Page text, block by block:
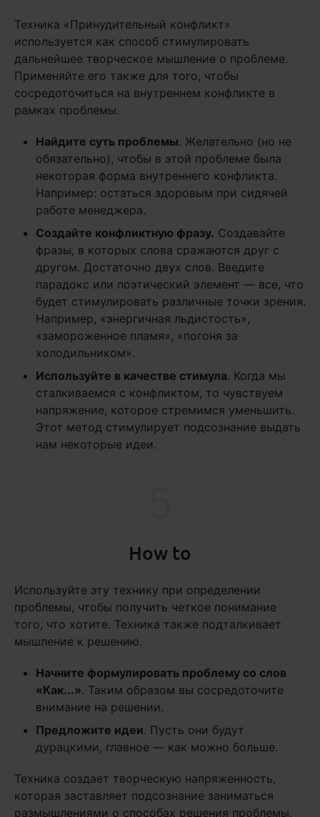
Техника «Принудительный конфликт»
используется как способ стимулировать
дальнейшее творческое мышление о проблеме.
Применяйте его также для того, чтобы
сосредоточиться на внутреннем конфликте в
рамках проблемы.
Найдите суть проблемы. Желательно (но не
обязательно), чтобы в этой проблеме была
некоторая форма внутреннего конфликта.
Например: остаться здоровым при сидячей
работе менеджера.
Создайте конфликтную фразу. Создавайте
фразы, в которых слова сражаются друг с
другом. Достаточно двух слов. Введите
парадокс или поэтический элемент — все, что
будет стимулировать различные точки зрения.
Например, «энергичная льдистость»,
«замороженное пламя», «погоня за
холодильником».
Используйте в качестве стимула. Когда мы
сталкиваемся с конфликтом, то чувствуем
напряжение, которое стремимся уменьшить.
Этот метод стимулирует подсознание выдать
нам некоторые идеи.
How to
Используйте эту технику при определении
проблемы, чтобы получить четкое понимание
того, что хотите. Техника также подталкивает
мышление к решению.
Начните формулировать проблему со слов
«Как...». Таким образом вы сосредоточите
внимание на решении.
Предложите идеи. Пусть они будут
дурацкими, главное — как можно больше.
Техника создает творческую напряженность,
которая заставляет подсознание заниматься
размышлениями о способах решения проблемы,